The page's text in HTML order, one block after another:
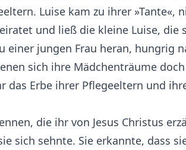
Luise kam zu ihrer
und ließ die kleine Luise,
jungen Frau heran, hungrig
sich ihre Mädchenträume
das Erbe ihrer Pflegeeltern und
die ihr von Jesus Christus
sich sehnte. Sie erkannte, dass